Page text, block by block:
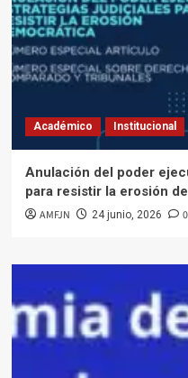
Académico Institucional
Anulación del poder
para resistir la erosión
AMFJN 24 junio, 2026 0